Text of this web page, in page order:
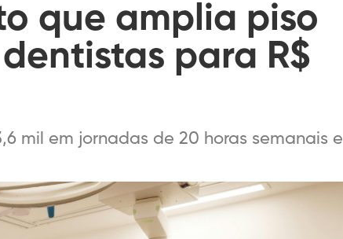
que amplia piso
para R$
mil em jornadas de 20 horas semanais e